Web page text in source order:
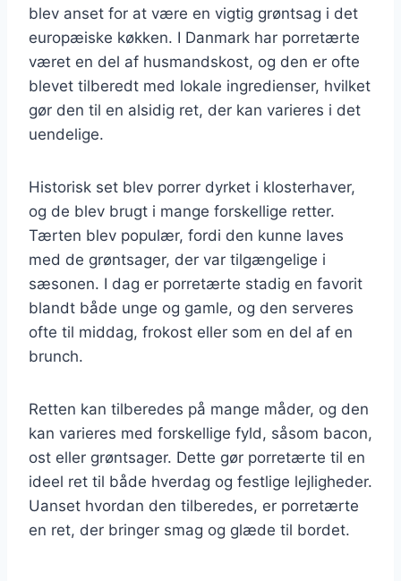
blev anset for at være en vigtig grøntsag i det
europæiske køkken. I Danmark har porretærte
været en del af husmandskost, og den er ofte
blevet tilberedt med lokale ingredienser, hvilket
gør den til en alsidig ret, der kan varieres i det
uendelige.
Historisk set blev porrer dyrket i klosterhaver,
og de blev brugt i mange forskellige retter.
Tærten blev populær, fordi den kunne laves
med de grøntsager, der var tilgængelige i
sæsonen. I dag er porretærte stadig en favorit
blandt både unge og gamle, og den serveres
ofte til middag, frokost eller som en del af en
brunch.
Retten kan tilberedes på mange måder, og den
kan varieres med forskellige fyld, såsom bacon,
ost eller grøntsager. Dette gør porretærte til en
ideel ret til både hverdag og festlige lejligheder.
Uanset hvordan den tilberedes, er porretærte
en ret, der bringer smag og glæde til bordet.